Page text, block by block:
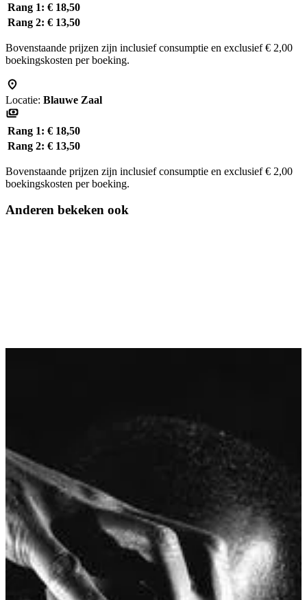
Rang 1: € 18,50
Rang 2: € 13,50
Bovenstaande prijzen zijn inclusief consumptie en exclusief € 2,00
boekingskosten per boeking.
Locatie: Blauwe Zaal
Rang 1: € 18,50
Rang 2: € 13,50
Bovenstaande prijzen zijn inclusief consumptie en exclusief € 2,00
boekingskosten per boeking.
Anderen bekeken ook